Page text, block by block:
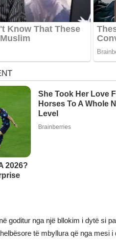
goditur nga një bllokim i dytë si
të mbyllura që nga mesi